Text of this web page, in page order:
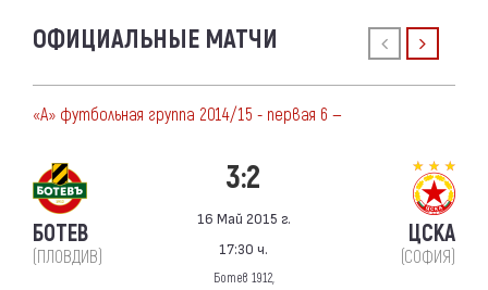
ОФИЦИАЛЬНЫЕ МАТЧИ
«А» футбольная группа 2014/15 - первая 6 —
БОТЕВ
(ПЛОВДИВ)
3:2
16 Май 2015 г.
17:30 ч.
Ботев 1912,
ЦСКА
(СОФИЯ)